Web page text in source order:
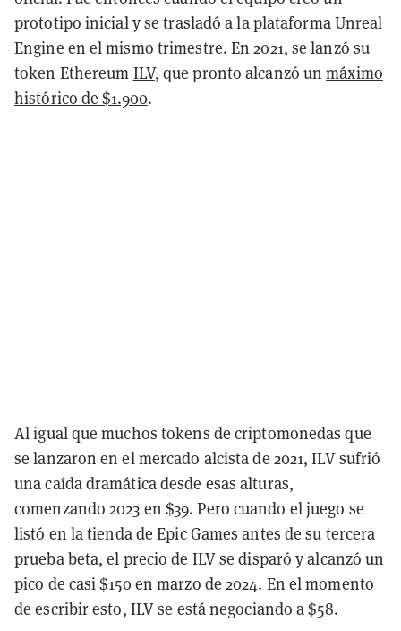
prototipo inicial y se trasladó a la plataforma Unreal
Engine en el mismo trimestre. En 2021, se lanzó su
token Ethereum ILV, que pronto alcanzó unmáximo
histórico de $1.900.
Al igual que muchos tokens de criptomonedas que
se lanzaron en el mercado alcista de 2021, ILV sufrió
una caída dramática desde esas alturas,
comenzando 2023 en $39. Pero cuando el juego se
listó en la tienda de Epic Games antes de su tercera
prueba beta, el precio de ILV se disparó y alcanzó un
pico de casi $150 en marzo de 2024. En el momento
de escribir esto, ILV se está negociando a $58.